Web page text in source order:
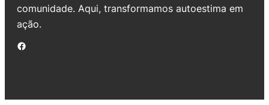
comunidade. Aqui, transformamos autoestima em
ação.
Facebook